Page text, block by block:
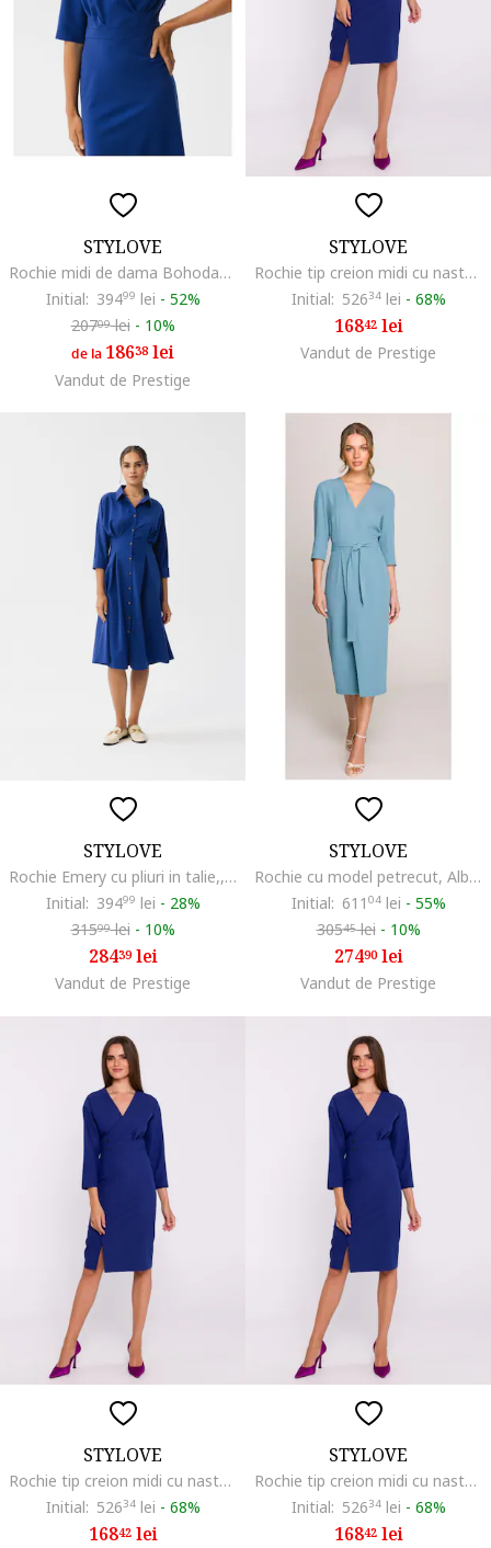
STYLOVE
Rochie midi de dama Bohodawc S348 albastru floarea-porumbului, Albastru inchis
Initial: 39499 lei - 52%
20709lei - 10%
de la 18638 lei
Vandut de Prestige
STYLOVE
Rochie tip creion midi cu nasturi decorativi, Albastru,
Initial: 52634lei - 68%
16842lei
Vandut de Prestige
STYLOVE
Rochie Emery cu pliuri in talie,, Albastru
Initial: 39499 lei - 28%
31599lei - 10%
28439lei
Vandut de Prestige
STYLOVE
Rochie cu model petrecut, Albastru-
Initial: 611 04lei - 55%
30545lei - 10%
27490lei
Vandut de Prestige
STYLOVE
Rochie tip creion midi cu nasturi decorativi, Albastru,
Initial: 52634lei - 68%
16842lei
STYLOVE
Rochie tip creion midi cu nasturi decorativi, Albastru,
Initial: 52634lei - 68%
16842lei